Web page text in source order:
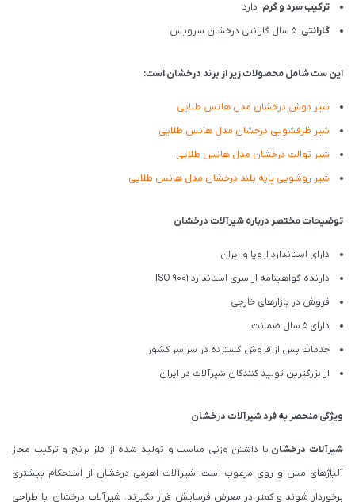
ترکیب سرد و گرم: دارد
گارانتی: 5 سال گارانتی درخشان سرویس
این ست شامل محصولات زیر از برند درخشان است:
شیر دوش درخشان مدل هانس طلایی
شیر ظرفشویی درخشان مدل هانس طلایی
شیر توالت درخشان مدل هانس طلایی
شیر روشویی پایه بلند درخشان مدل هانس طلایی
توضیحات مختصر درباره شیرآلات درخشان
دارای استاندارد اروپا و ایران
دارنده گواهینامه از سری استاندارد ISO 9001
فروش در بازارهای خارجی
دارای 5 سال ضمانت
خدمات پس از فروش گسترده در سراسر کشور
از بزرگترین تولید کنندگان شیرآلات در ایران
ویژگی منحصر به فرد شیرآلات درخشان
شیرآلات درخشان با داشتن وزنی مناسب و تولید شده از فلز برنج و ترکیب مجاز
آلیاژهای مس و روی مرغوب است. شیرآلات اهرمی درخشان از استحکام بیشتری
برخوردار شوند و کمتر در معرض فرسایش قرار بگیرند. شیرآلات درخشان با طراحی